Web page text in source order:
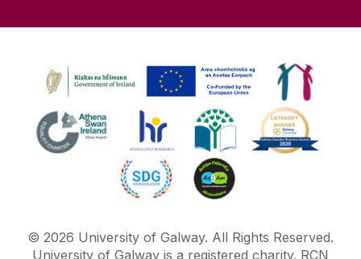
© 2026 University of Galway. All Rights Reserved.
University of Galway is a registered charity. RCN